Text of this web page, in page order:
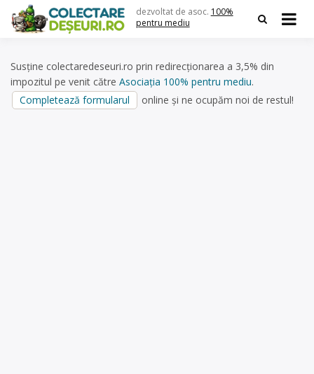
content
dezvoltat de asoc. 100%
pentru mediu
Susține colectaredeseuri.ro prin redirecționarea a 3,5% din
impozitul pe venit către Asociația 100% pentru mediu.
Completează formularul
online și ne ocupăm noi de restul!